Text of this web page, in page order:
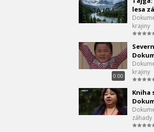
0:00
0:00
156.
lesa
krajiny
0:00
krajiny
Kniha
záhady